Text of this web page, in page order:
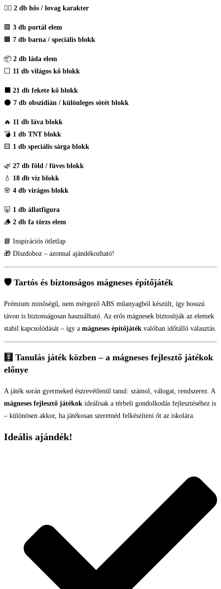
🧍‍♂️ 2 db hős / lovag karakter
🟪 3 db portál elem
🟫 7 db barna / speciális blokk
📦 2 db láda elem
11 db világos kő blokk
21 db fekete kő blokk
🌑 7 db obszidián / különleges sötét blokk
🔥 11 db láva blokk
💣 1 db TNT blokk
🟨 1 db speciális sárga blokk
🌿 27 db föld / füves blokk
💧 18 db víz blokk
🌸 4 db virágos blokk
🐷 1 db állatfigura
🪵 2 db fa törzs elem
📘 Inspirációs ötletlap
🎁 Díszdoboz – azonnal ajándékozható!
🛡️ Tartós és biztonságos mágneses építőjáték
Prémium minőségű, nem mérgező ABS műanyagból készült, így hosszú
távon is biztonságosan használható. Az erős mágnesek biztosítják az elemek
stabil kapcsolódását – így a mágneses építőjáték valóban időtálló választás.
🧮 Tanulás játék közben – a mágneses fejlesztő játékok
előnye
A játék során gyermeked észrevétlenül tanul: számol, válogat, rendszerez. A
mágneses fejlesztő játékok ideálisak a térbeli gondolkodás fejlesztéséhez is
– különösen akkor, ha játékosan szeretnéd felkészíteni őt az iskolára.
Ideális ajándék!